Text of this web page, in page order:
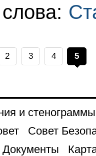
2 3 4 5
и стенограммы
Совет
Документы